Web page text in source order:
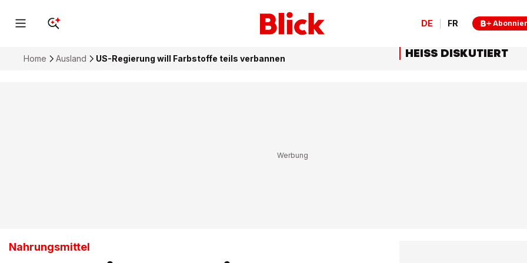
DE FR
Home Ausland US-Regierung will Farbstoffe teils verbannen
Nahrungsmittel
HEISS DISKUTIERT